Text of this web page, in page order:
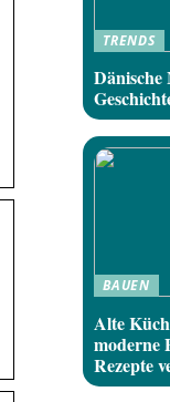
TRENDS
Dänische
BAUEN
Alte
moderne
Rezepte